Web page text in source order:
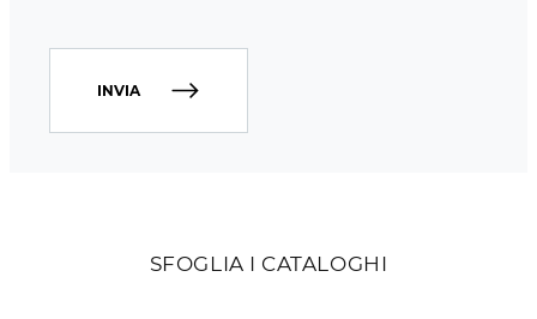
SFOGLIA I CATALOGHI
INVIA